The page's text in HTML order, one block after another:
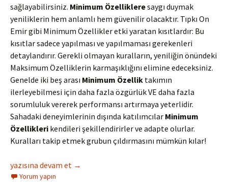
sağlayabilirsiniz. Minimum Özellikleresaygı duymak
yeniliklerin hem anlamlı hem güvenilir olacaktır. Tıpkı On
Emir gibi Minimum Özellikler etki yaratan kısıtlardır: Bu
kısıtlar sadece yapılması ve yapılmaması gerekenleri
detaylandırır. Gerekli olmayan kuralların, yeniliğin önündeki
Maksimum Özelliklerin karmaşıklığını elimine edeceksiniz.
Genelde iki beş arası Minimum Özellik takımın
ilerleyebilmesi için daha fazla özgürlük VE daha fazla
sorumluluk vererek performansı artırmaya yeterlidir.
Sahadaki deneyimlerinin dışında katılımcılar Minimum
Özellikleri kendileri şekillendirirler ve adapte olurlar.
Kuralları takip etmek grubun çıldırmasını mümkün kılar!
Minimum Özellikler
yazısına devam et →
Yorum yapın